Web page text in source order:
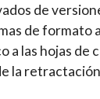
de
de formato
las hojas de
la